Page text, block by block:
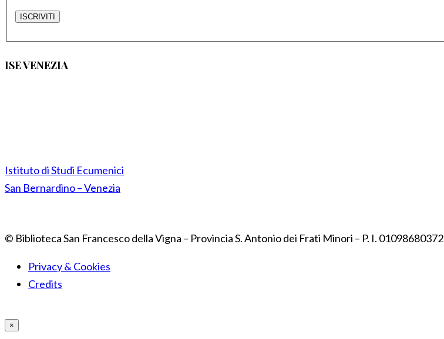
ISE VENEZIA
Istituto di Studi Ecumenici
San Bernardino – Venezia
© Biblioteca San Francesco della Vigna – Provincia S. Antonio dei Frati Minori – P. I. 01098680372
Privacy & Cookies
Credits
×